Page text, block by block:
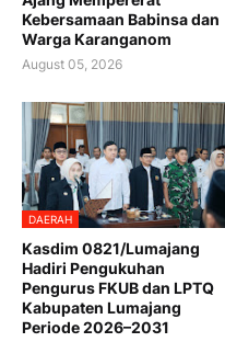
Kebersamaan Babinsa dan
Warga Karanganom
August 05, 2026
DAERAH
Kasdim 0821/Lumajang
Hadiri Pengukuhan
Pengurus FKUB dan LPTQ
Kabupaten Lumajang
Periode 2026–2031